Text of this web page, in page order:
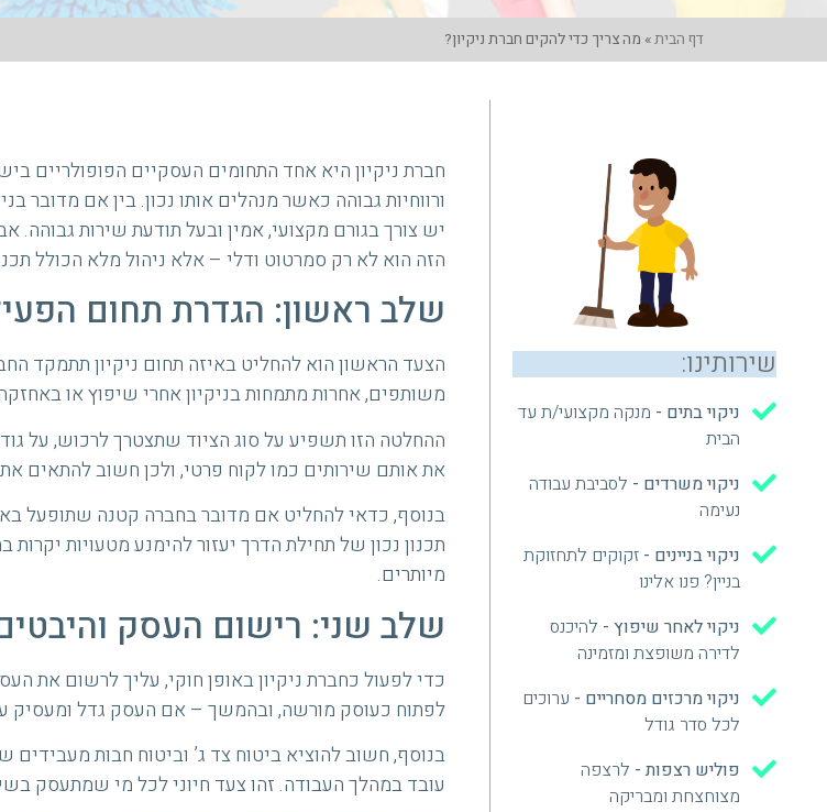
דף הבית» מה צריך כדי להקים חברת ניקיון?
שירותינו:
ניקוי בתים - מנקה מקצועי/ת עד
הבית
ניקוי משרדים - לסביבת עבודה
נעימה
ניקוי בניינים - זקוקים לתחזוקת
בניין? פנו אלינו
ניקוי לאחר שיפוץ - להיכנס
לדירה משופצת ומזמינה
ניקוי מרכזים מסחריים - ערוכים
לכל סדר גודל
פוליש רצפות - לרצפה
מצוחצחת ומבריקה
חברת ניקיון היא אחד התחומים העסקיים הפופולריים
ורווחיות גבוהה כאשר מנהלים אותו נכון. בין אם מדובר
יש צורך בגורם מקצועי, אמין ובעל תודעת שירות
הזה הוא לא רק סמרטוט ודלי – אלא ניהול מלא הכולל
שלב ראשון: הגדרת תחום
הצעד הראשון הוא להחליט באיזה תחום ניקיון תתמקד
משותפים, אחרות מתמחות בניקיון אחרי שיפוץ או
ההחלטה הזו תשפיע על סוג הציוד שתצטרך לרכוש, על
את אותם שירותים כמו לקוח פרטי, ולכן חשוב להתאים
בנוסף, כדאי להחליט אם מדובר בחברה קטנה שתופעל
תכנון נכון של תחילת הדרך יעזור להימנע מטעויות
מיותרים.
שלב שני: רישום העסק
כדי לפעול כחברת ניקיון באופן חוקי, עליך לרשום את
לפתוח כעוסק מורשה, ובהמשך – אם העסק גדל ומעסיק
בנוסף, חשוב להוציא ביטוח צד ג’ וביטוח חבות
עובד במהלך העבודה. זהו צעד חיוני לכל מי שמתעסק